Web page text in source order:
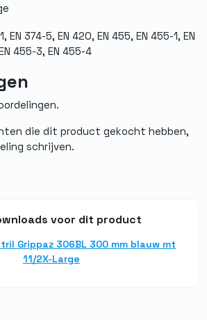
EN 374-1
Nitril
Nee
EN 374-5, EN 420, EN 455, EN 455-1, EN
455-3, EN 455-4
die dit product gekocht hebben,
schrijven.
voor dit product
Grippaz 306BL 300 mm blauw mt
11/2X-Large